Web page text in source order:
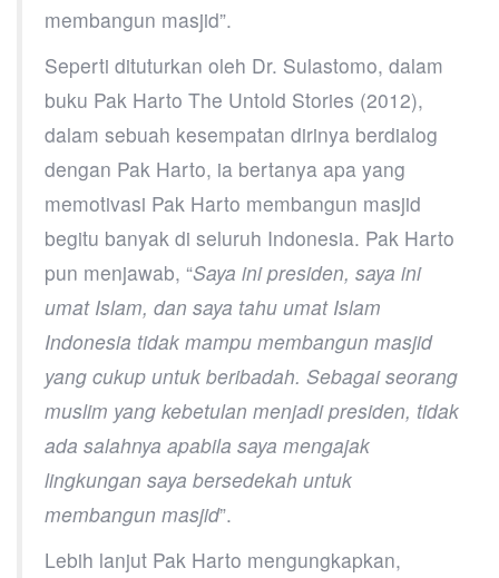
membangun masjid”.
Seperti dituturkan oleh Dr. Sulastomo, dalam
buku Pak Harto The Untold Stories (2012),
dalam sebuah kesempatan dirinya berdialog
dengan Pak Harto, ia bertanya apa yang
memotivasi Pak Harto membangun masjid
begitu banyak di seluruh Indonesia. Pak Harto
pun menjawab, “Saya ini presiden, saya ini
umat Islam, dan saya tahu umat Islam
Indonesia tidak mampu membangun masjid
yang cukup untuk beribadah. Sebagai seorang
muslim yang kebetulan menjadi presiden, tidak
ada salahnya apabila saya mengajak
lingkungan saya bersedekah untuk
membangun masjid”.
Lebih lanjut Pak Harto mengungkapkan,